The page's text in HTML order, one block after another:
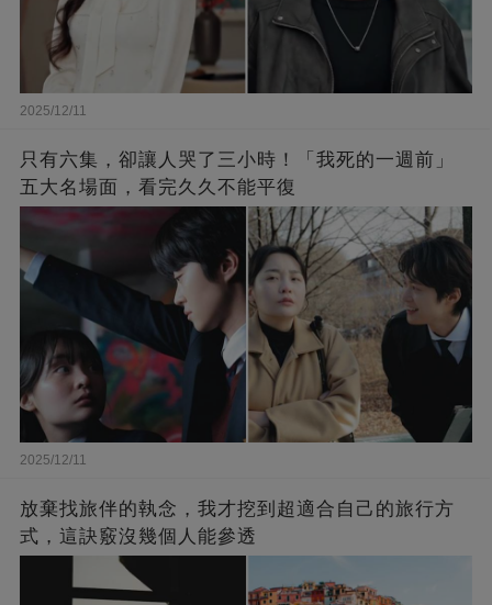
2025/12/11
只有六集，卻讓人哭了三小時！「我死的一週前」
五大名場面，看完久久不能平復
2025/12/11
放棄找旅伴的執念，我才挖到超適合自己的旅行方
式，這訣竅沒幾個人能參透